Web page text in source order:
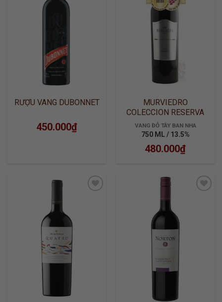
RƯỢU VANG DUBONNET
450.000₫
ADD TO
MURVIEDRO
COLECCION RESERVA
VANG ĐỎ TÂY BAN NHA
750 ML / 13.5%
480.000₫
ADD TO
WISHLIST
ADD TO